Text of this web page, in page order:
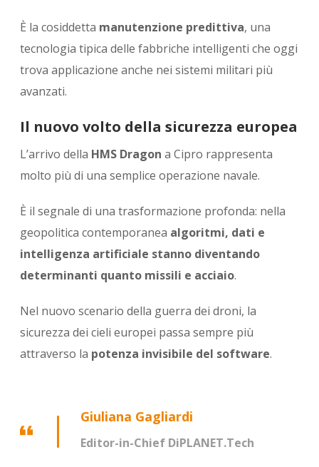
È la cosiddetta manutenzione predittiva, una
tecnologia tipica delle fabbriche intelligenti che oggi
trova applicazione anche nei sistemi militari più
avanzati.
Il nuovo volto della sicurezza europea
L’arrivo della HMS Dragon a Cipro rappresenta
molto più di una semplice operazione navale.
È il segnale di una trasformazione profonda: nella
geopolitica contemporanea algoritmi, dati e
intelligenza artificiale stanno diventando
determinanti quanto missili e acciaio.
Nel nuovo scenario della guerra dei droni, la
sicurezza dei cieli europei passa sempre più
attraverso la potenza invisibile del software.
Giuliana Gagliardi
Editor-in-Chief DiPLANET.Tech